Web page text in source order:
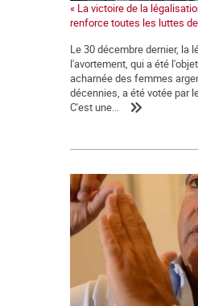
« La victoire de la
renforce toutes les luttes
Le 30 décembre dernier, la
l'avortement, qui a été
acharnée des femmes
décennies, a été votée par
C'est une...